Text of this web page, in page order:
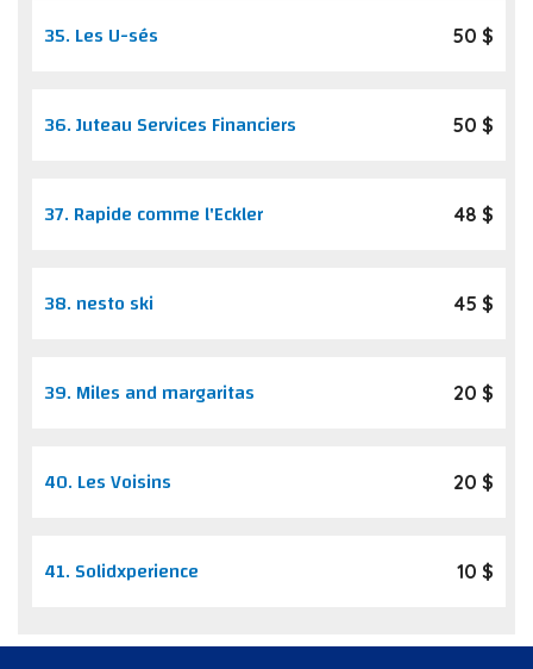
35. Les U-sés 50 $
36.Juteau Services Financiers 50 $
37. Rapide comme l'Eckler 48 $
38. nesto ski 45 $
39. Miles and margaritas 20 $
40. Les Voisins 20 $
41. Solidxperience 10 $